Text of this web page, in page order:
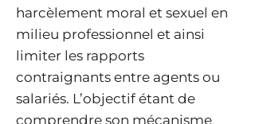
harcèlement moral et sexuel en
milieu professionnel et ainsi
limiter les rapports
contraignants entre agents ou
salariés. L’objectif étant de
comprendre son mécanisme